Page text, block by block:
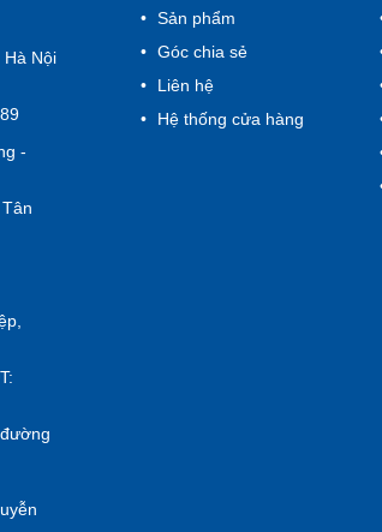
Hà Nội
-
Sản phẩm
Góc chia sẻ
Liên hệ
Hệ thống cửa hàng